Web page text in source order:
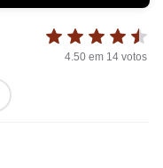
4.50 em 14 votos